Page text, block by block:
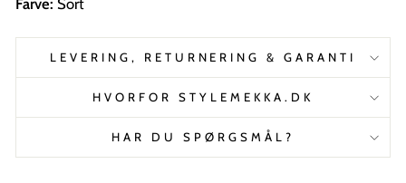
Farve: Sort
LEVERING, RETURNERING & GARANTI
HVORFOR STYLEMEKKA.DK
HAR DU SPØRGSMÅL?